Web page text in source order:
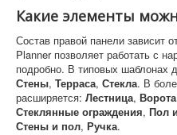
Какие элементы
Состав правой панели зависит
Planner позволяет работать с
подробно. В типовых шаблонах
Стены, Терраса, Стекла. В
расширяется: Лестница,
Стеклянные ограждения, Пол
Стены и пол, Ручка.